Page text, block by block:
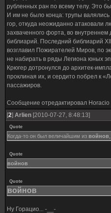
рубленных ран по всему телу. Это
И им не было конца: трупы
гор, откуда неожиданно атаковали
захваченного форта, во внутреннем
библиарий. Последний библиарий
возглавил Пожирателей Миров, по
не набирать в ряды Легиона юных
Крюгер дотронулся до архитек-
проклиная их, и сердито побрел к
пассажиров.
Сообщение отредактировал Horacio
[2] Arlien [2010-07-27, 8:48:13]
Quote
Когда-то он был величайшим из войнов
Quote
войнов
Quote
войнов
Ну Горацио... -__-